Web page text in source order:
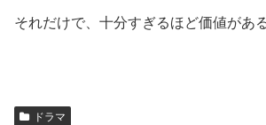
それだけで、十分すぎるほど価値がある
ドラマ